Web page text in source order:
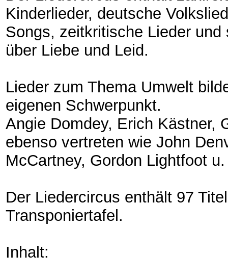
Kinderlieder, deutsche
Songs, zeitkritische Lieder
über Liebe und Leid.
Lieder zum Thema Umwelt
eigenen Schwerpunkt.
Angie Domdey, Erich Kästner,
ebenso vertreten wie John
McCartney, Gordon Lightfoot
Der Liedercircus enthält 97
Transponiertafel.
Inhalt: